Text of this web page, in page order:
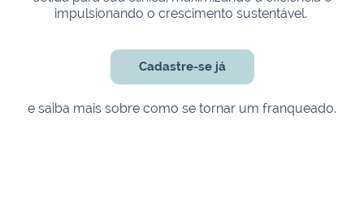
impulsionando o crescimento sustentável.
Cadastre-se já
e saiba mais sobre como se tornar um franqueado.